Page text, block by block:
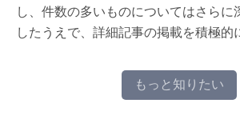
し、件数の多いものについてはさらに
したうえで、詳細記事の掲載を積極的
もっと知りたい